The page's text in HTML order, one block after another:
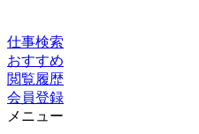
仕事検索
おすすめ
閲覧履歴
会員登録
メニュー